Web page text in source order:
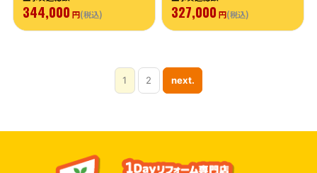
344,000 円(税込) 327,000 円(税込)
1 2 next.